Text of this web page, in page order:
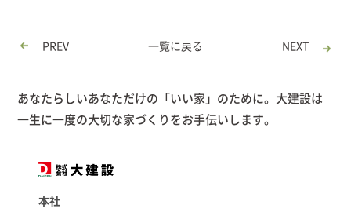
PREV 一覧に戻る NEXT
あなたらしいあなただけの「いい家」のために。大建設は
一生に一度の大切な家づくりをお手伝いします。
本社